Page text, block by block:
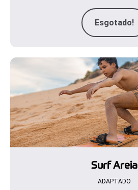
Esgotado!
Surf Areia
ADAPTADO